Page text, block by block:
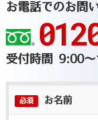
お電話でのお問
受付時間 9:00
必須 お名前